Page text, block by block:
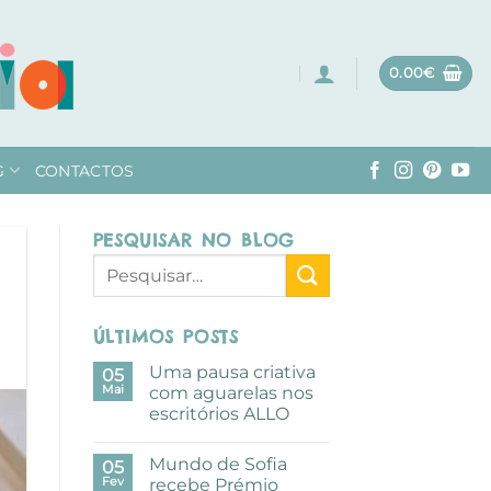
0.00€
CONTACTOS
PESQUISAR NO BLOG
ÚLTIMOS POSTS
05
Mai
Uma pausa criativa
com aguarelas nos
escritórios ALLO
em
Uma
05
Fev
Mundo de Sofia
recebe Prémio